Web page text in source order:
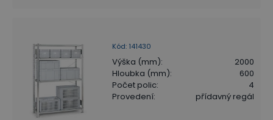
Kód: 141430
Výška (mm):
2000
Hloubka (mm):
600
Počet polic:
4
Provedení: přídavný regál